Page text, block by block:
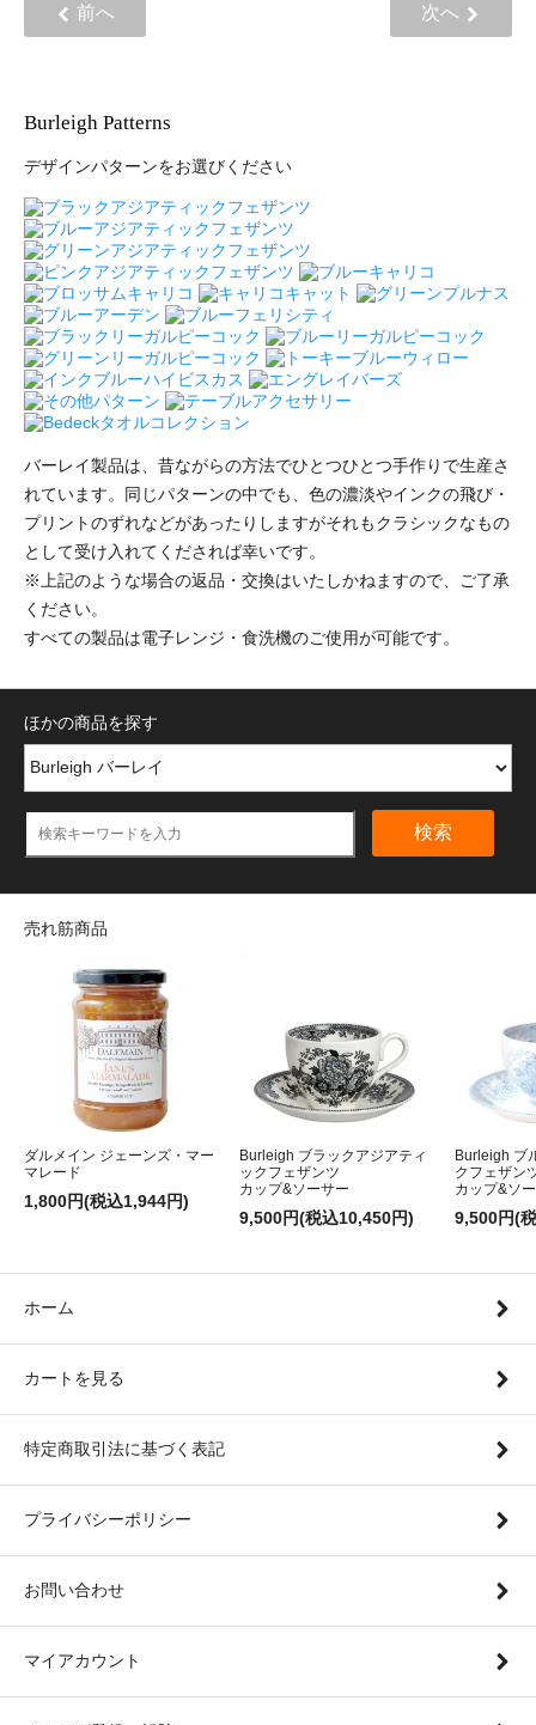
前へ 次へ
Burleigh Patterns
デザインパターンをお選びください
バーレイ製品は、昔ながらの方法でひとつひとつ手作りで生産さ
れています。同じパターンの中でも、色の濃淡やインクの飛び・
プリントのずれなどがあったりしますがそれもクラシックなもの
として受け入れてくだされば幸いです。
※上記のような場合の返品・交換はいたしかねますので、ご了承
ください。
すべての製品は電子レンジ・食洗機のご使用が可能です。
ほかの商品を探す
検索
売れ筋商品
ダルメイン ジェーンズ・マー
マレード
1,800円(税込1,944円)
Burleigh ブラックアジアティ
ックフェザンツ
カップ&ソーサー
9,500円(税込10,450円)
Burleigh ブ
クフェザン
カップ&ソ
9,500円(
ホーム
カートを見る
特定商取引法に基づく表記
プライバシーポリシー
お問い合わせ
マイアカウント